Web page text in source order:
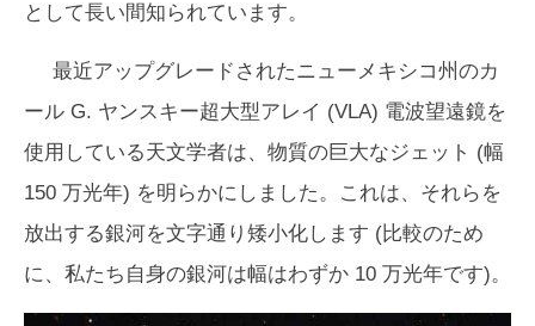
として長い間知られています。
最近アップグレードされたニューメキシコ州のカ
ール G. ヤンスキー超大型アレイ (VLA) 電波望遠鏡を
使用している天文学者は、物質の巨大なジェット (幅
150 万光年) を明らかにしました。これは、それらを
放出する銀河を文字通り矮小化します (比較のため
に、私たち自身の銀河は幅はわずか 10 万光年です)。